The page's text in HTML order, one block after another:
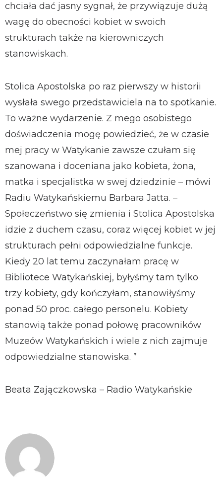
chciała dać jasny sygnał, że przywiązuje dużą
wagę do obecności kobiet w swoich
strukturach także na kierowniczych
stanowiskach.
Stolica Apostolska po raz pierwszy w historii
wysłała swego przedstawiciela na to spotkanie.
To ważne wydarzenie. Z mego osobistego
doświadczenia mogę powiedzieć, że w czasie
mej pracy w Watykanie zawsze czułam się
szanowana i doceniana jako kobieta, żona,
matka i specjalistka w swej dziedzinie – mówi
Radiu Watykańskiemu Barbara Jatta. –
Społeczeństwo się zmienia i Stolica Apostolska
idzie z duchem czasu, coraz więcej kobiet w jej
strukturach pełni odpowiedzialne funkcje.
Kiedy 20 lat temu zaczynałam pracę w
Bibliotece Watykańskiej, byłyśmy tam tylko
trzy kobiety, gdy kończyłam, stanowiłyśmy
ponad 50 proc. całego personelu. Kobiety
stanowią także ponad połowę pracowników
Muzeów Watykańskich i wiele z nich zajmuje
odpowiedzialne stanowiska. ”
Beata Zajączkowska – Radio Watykańskie